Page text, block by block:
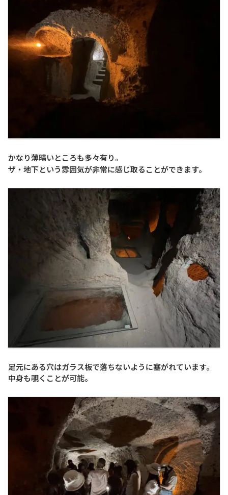
かなり薄暗いところも多々有り。
ザ・地下という雰囲気が非常に感じ取ることができます。
足元にある穴はガラス板で落ちないように塞がれています。
中身も覗くことが可能。